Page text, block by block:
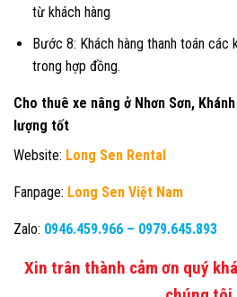
từ khách hàng
Bước 8: Khách hàng thanh toán
trong hợp đồng.
Cho thuê xe nâng ở Nhơn Sơn,
lượng tốt
Website: Long Sen Rental
Fanpage: Long Sen Việt Nam
Zalo: 0946.459.966 – 0979.645.893
Xin trân thành cảm ơn quý